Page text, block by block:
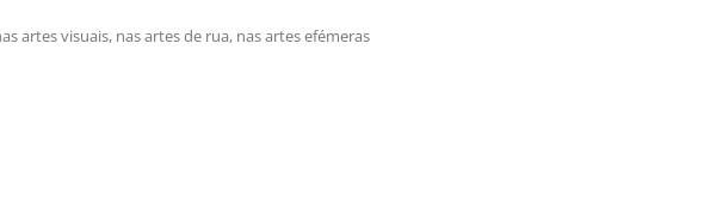
artes visuais, nas artes de rua, nas artes efémeras